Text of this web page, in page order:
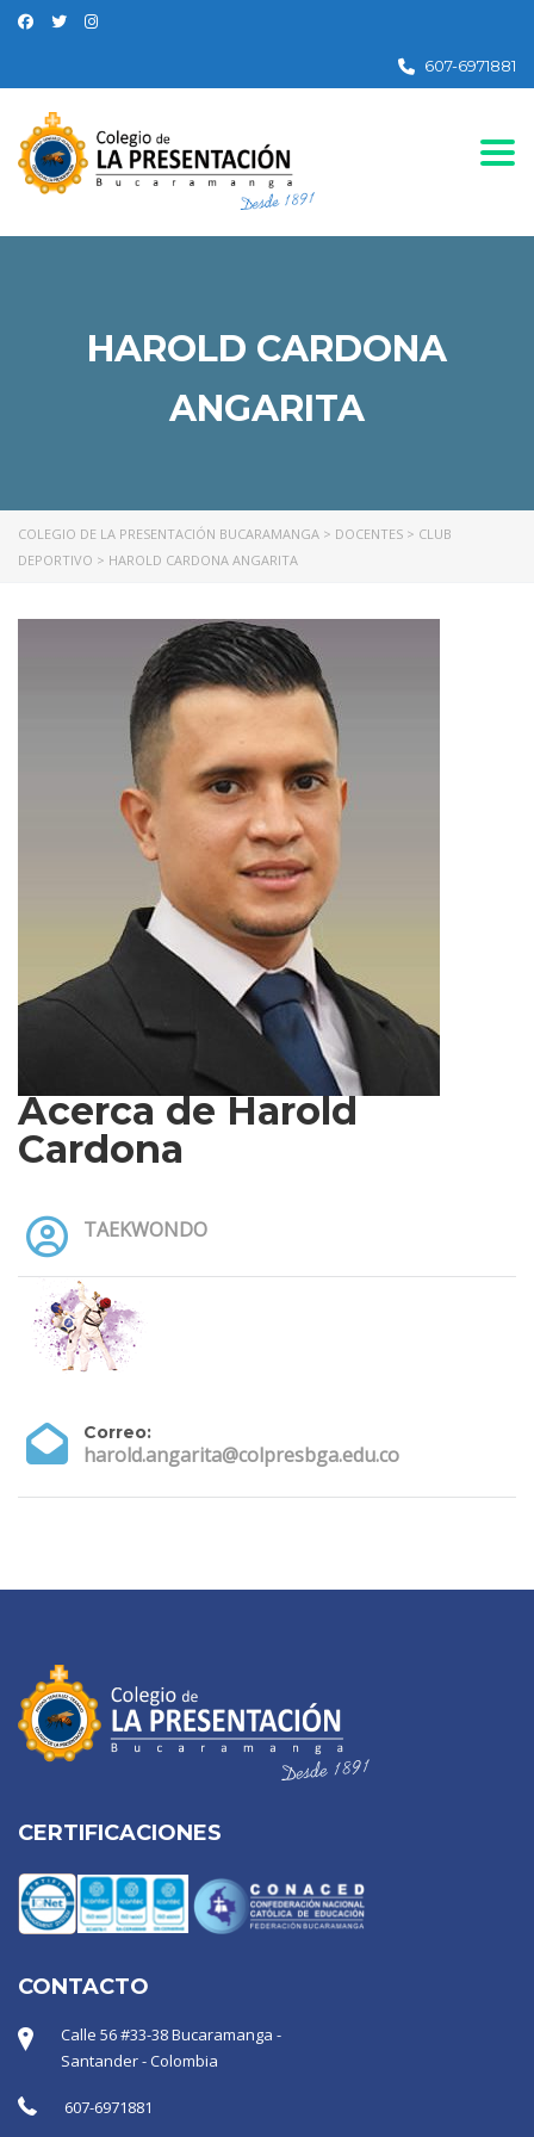
607-6971881
HAROLD CARDONA
ANGARITA
COLEGIO DE LA PRESENTACIÓN BUCARAMANGA > DOCENTES > CLUB
DEPORTIVO > HAROLD CARDONA ANGARITA
Acerca de Harold
Cardona
TAEKWONDO
Correo:
harold.angarita@colpresbga.edu.co
CERTIFICACIONES
CONTACTO
Calle 56 #33-38 Bucaramanga -
Santander - Colombia
607-6971881